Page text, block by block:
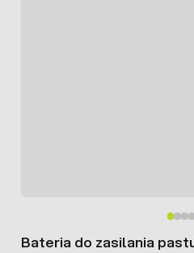
Bateria do zasilania